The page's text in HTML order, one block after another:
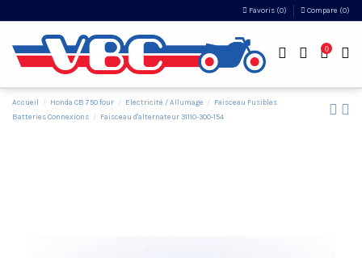
Favoris (0) Compare (0)
0
Accueil Honda CB 750 four Electricité / Allumage
Faisceau Fusibles
Batteries Connexions
Faisceau d'alternateur 31110-300-154